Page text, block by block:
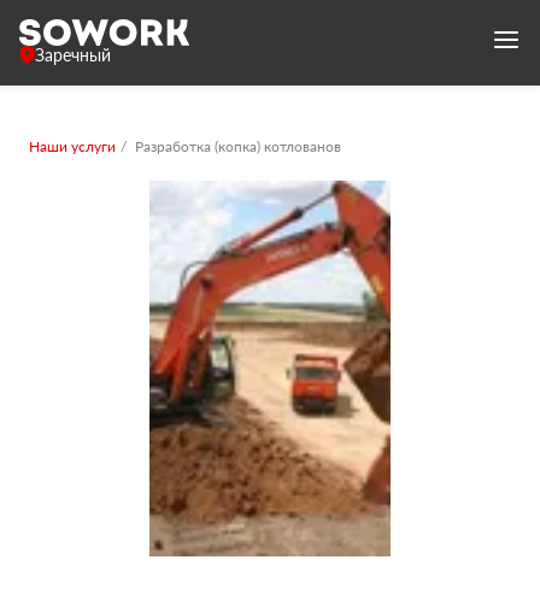
Заречный
Наши услуги Разработка (копка) котлованов